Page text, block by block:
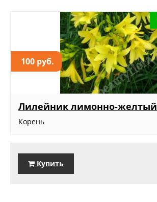
100 руб.
Лилейник лимонно-желтый
Корень
Купить